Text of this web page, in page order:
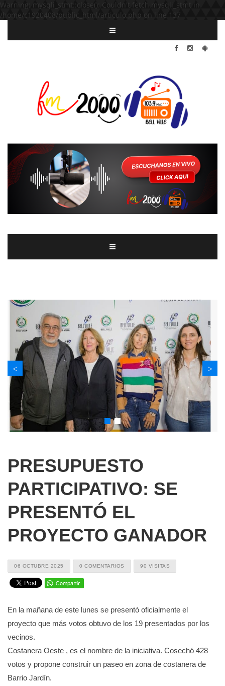
Warning: mysqli_stmt::close(): Couldn't fetch mysqli_stmt in
/home/c1920408/public_html/articulo.php on line 137
PRESUPUESTO
PARTICIPATIVO: SE
PRESENTÓ EL
PROYECTO GANADOR
06 OCTUBRE 2025 0 COMENTARIOS 90 VISITAS
En la mañana de este lunes se presentó oficialmente el
proyecto que más votos obtuvo de los 19 presentados por los
vecinos.
Costanera Oeste , es el nombre de la iniciativa. Cosechó 428
votos y propone construir un paseo en zona de costanera de
Barrio Jardín.